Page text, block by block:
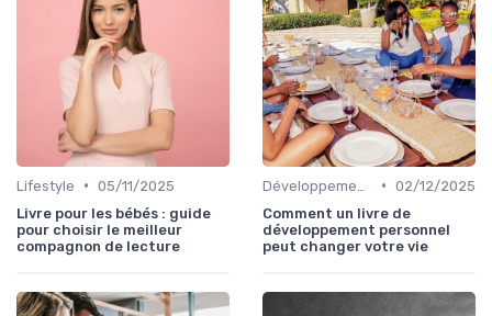
Lifestyle • 05/11/2025
Livre pour les bébés : guide
pour choisir le meilleur
compagnon de lecture
• 02/12/2025
Comment un livre de
développement personnel
peut changer votre vie